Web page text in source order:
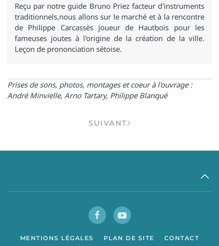
Reçu par notre guide Bruno Priez facteur d'instruments
traditionnels,nous allons sur le marché et à la rencontre
de Philippe Carcassès joueur de Hautbois pour les
fameuses joutes à l'origine de la création de la ville.
Leçon de prononciation sétoise.
Prises de sons, photos, montages et coeur à l'ouvrage :
André Minvielle, Arno Tartary, Philippe Blanqué
SUIVANT
MENTIONS LÉGALES PLAN DE SITE CONTACT